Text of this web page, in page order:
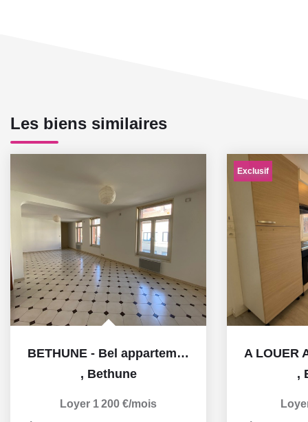
Les biens similaires
BETHUNE - Bel appartement de 132m2
, Bethune
Loyer 1 200 €/mois
Exclusif
,